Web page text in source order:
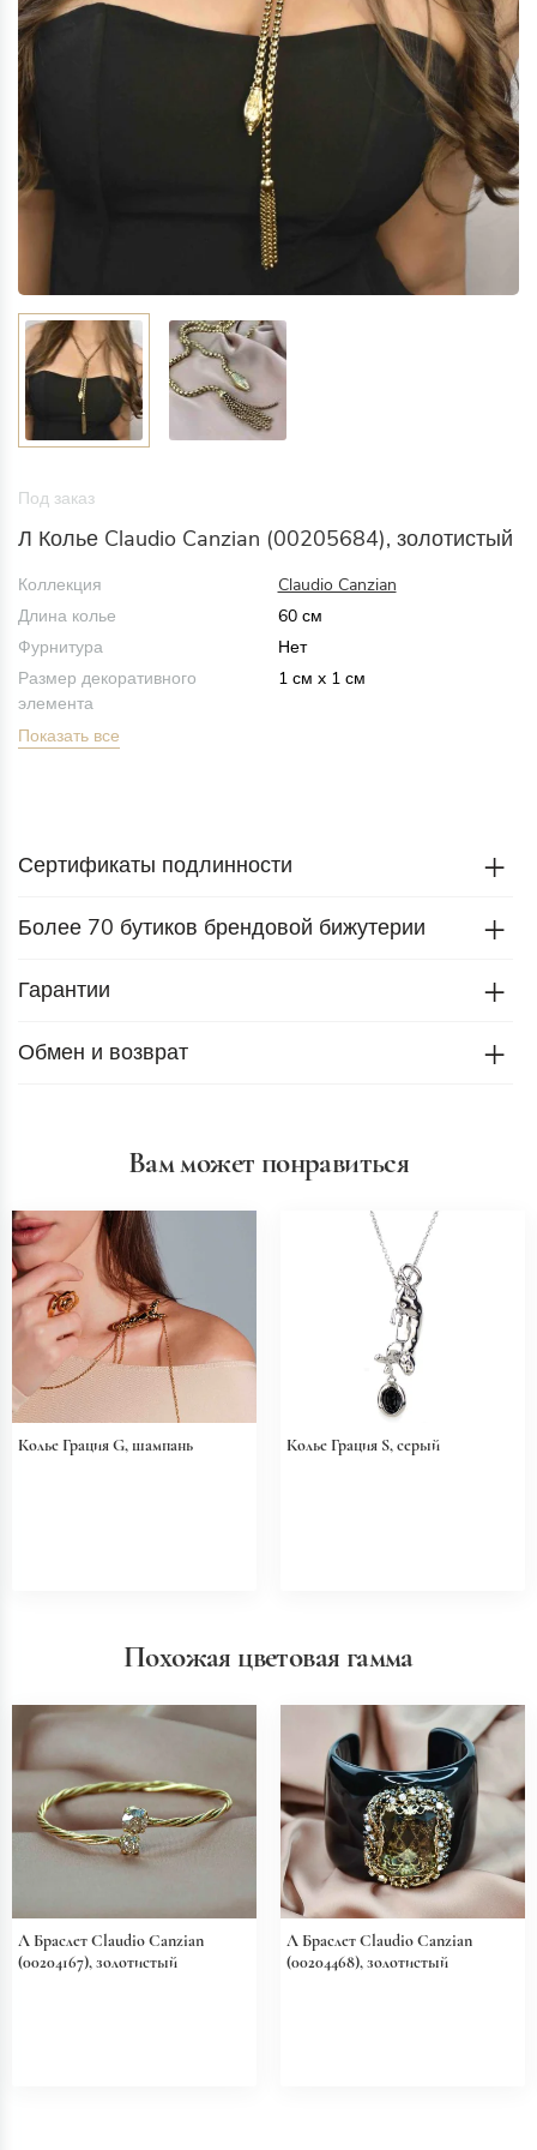
Под заказ
Л Колье Claudio Canzian (00205684), золотистый
Коллекция
Claudio Canzian
Длина колье
60 см
Фурнитура
Нет
Размер декоративного
элемента
1 см x 1 см
Показать все
Сертификаты подлинности
Более 70 бутиков брендовой бижутерии
Гарантии
Обмен и возврат
Вам может понравиться
Колье Грация G, шампань Колье Грация S, серый
Похожая цветовая гамма
Л Браслет Claudio Canzian
(00204167), золотистый
Л Браслет Claudio Canzian
(00204468), золотистый